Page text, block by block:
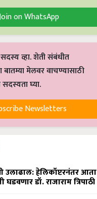
on WhatsApp
व्हा. शेती संबंधीत
मेलवर वाचण्यासाठी
घ्या.
Newsletters
उलाढाल: हेलिकॉप्टरनंतर आता
घडवणार डॉ. राजाराम त्रिपाठी